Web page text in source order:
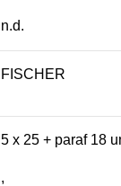
n.d.
FISCHER
5 x 25 + paraf 18
,